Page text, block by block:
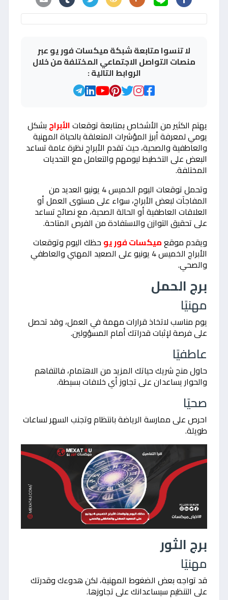
لا تنسوا متابعة شبكة ميكسات فور يو عبر
منصات التواصل الاجتماعي المختلفة من خلال
الروابط التالية :
يهتم الكثير من الأشخاص بمتابعة توقعاتالأبراج بشكل
يومي لمعرفة أبرز المؤشرات المتعلقة بالحياة المهنية
والعاطفية والصحية، حيث تقدم الأبراج نظرة عامة تساعد
البعض على التخطيط ليومهم والتعامل مع التحديات
المختلفة.
وتحمل توقعات اليوم الخميس 4 يونيو العديد من
المفاجآت لبعض الأبراج، سواء على مستوى العمل أو
العلاقات العاطفية أو الحالة الصحية، مع نصائح تساعد
على تحقيق التوازن والاستفادة من الفرص المتاحة.
ويقدم موقعميكسات فور يو حظك اليوم وتوقعات
الأبراج الخميس 4 يونيو على الصعيد المهني والعاطفي
والصحي.
برج الحمل
مهنيًا
يوم مناسب لاتخاذ قرارات مهمة في العمل، وقد تحصل
على فرصة لإثبات قدراتك أمام المسؤولين.
عاطفيًا
حاول منح شريك حياتك المزيد من الاهتمام، فالتفاهم
والحوار يساعدان على تجاوز أي خلافات بسيطة.
صحيًا
احرص على ممارسة الرياضة بانتظام وتجنب السهر لساعات
طويلة.
برج الثور
مهنيًا
قد تواجه بعض الضغوط المهنية، لكن هدوءك وقدرتك
على التنظيم سيساعدانك على تجاوزها.